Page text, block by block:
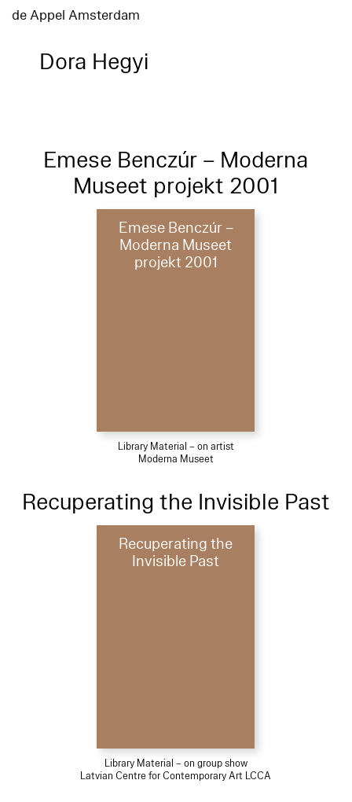
de Appel Amsterdam
Dora Hegyi
Emese Benczúr – Moderna
Museet projekt 2001
Emese Benczúr –
Moderna Museet
projekt 2001
Library Material – on artist
Moderna Museet
Recuperating the Invisible Past
Recuperating the
Invisible Past
Library Material – on group show
Latvian Centre for Contemporary Art LCCA